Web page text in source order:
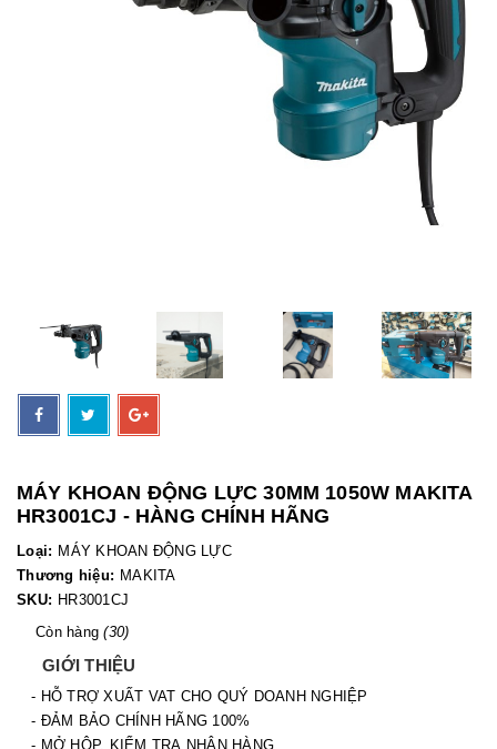
MÁY KHOAN ĐỘNG LỰC 30MM 1050W MAKITA
HR3001CJ - HÀNG CHÍNH HÃNG
Loại: MÁY KHOAN ĐỘNG LỰC
Thương hiệu: MAKITA
SKU: HR3001CJ
Còn hàng(30)
GIỚI THIỆU
- HỖ TRỢ XUẤT VAT CHO QUÝ DOANH NGHIỆP
- ĐẢM BẢO CHÍNH HÃNG 100%
- MỞ HỘP, KIỂM TRA NHẬN HÀNG